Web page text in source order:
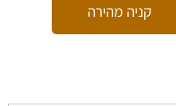
קניה מהירה